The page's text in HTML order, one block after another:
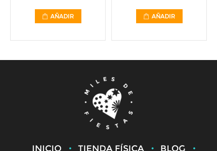
AÑADIR AÑADIR
INICIO TIENDA FÍSICA
BLOG